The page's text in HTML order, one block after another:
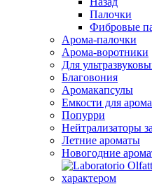
Палочки
Фибровые
Арома-палочки
Арома-воротники
Для
Благовония
Аромакапсулы
Емкости для
Попурри
Нейтрализаторы
Летние ароматы
Новогодние